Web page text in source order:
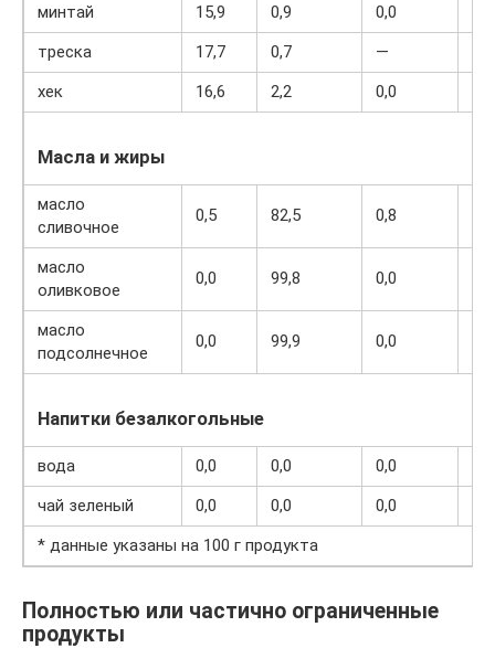
минтай
15,9 0,9 0,0
треска
17,7 0,7 —
хек
16,6 2,2 0,0
Масла и жиры
масло
сливочное
0,5 82,5 0,8
масло
оливковое
0,0 99,8 0,0
масло
подсолнечное
0,0 99,9 0,0
Напитки безалкогольные
вода 0,0 0,0 0,0
чай зеленый
0,0 0,0 0,0
* данные указаны на 100 г продукта
Полностью или частично ограниченные
продукты